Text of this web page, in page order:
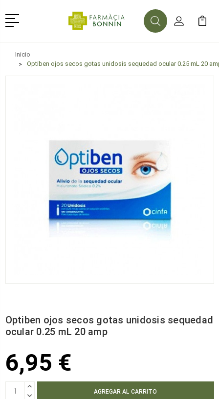
Menú
BuscarMi Cuenta
Mi
Inicio
Optiben ojos secos gotas unidosis sequedad ocular 0.25 mL 20
Optiben ojos secos gotas unidosis sequedad
ocular 0.25 mL 20 amp
6,95 €
AUMENTAR
CANTIDAD:
DISMINUIR